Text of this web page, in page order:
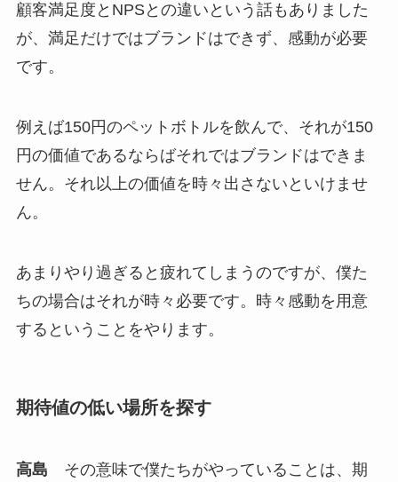
顧客満足度とNPSとの違いという話もありました
が、満足だけではブランドはできず、感動が必要
です。
例えば150円のペットボトルを飲んで、それが150
円の価値であるならばそれではブランドはできま
せん。それ以上の価値を時々出さないといけませ
ん。
あまりやり過ぎると疲れてしまうのですが、僕た
ちの場合はそれが時々必要です。時々感動を用意
するということをやります。
期待値の低い場所を探す
高島 その意味で僕たちがやっていることは、期